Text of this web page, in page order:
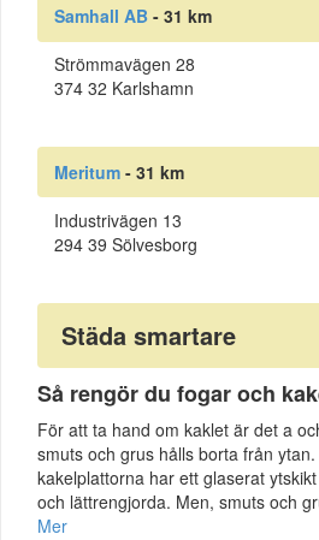
Samhall AB - 31 km
Strömmavägen 28
374 32 Karlshamn
Meritum - 31 km
Industrivägen 13
294 39 Sölvesborg
Städa smartare
Så rengör du fogar och
För att ta hand om kaklet är det a
smuts och grus hålls borta från
kakelplattorna har ett glaserat
och lättrengjorda. Men, smuts och
Mer